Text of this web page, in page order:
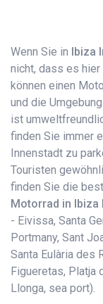
Wenn Sie in Ibiza
nicht, dass es
können einen
und die
ist
finden Sie immer
Innenstadt zu
Touristen
finden Sie die
Motorrad in Ibiza
- Eivissa, Santa
Portmany, Sant
Santa Eulària des
Figueretas, Platja
Llonga, sea port).